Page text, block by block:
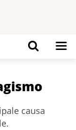
causa